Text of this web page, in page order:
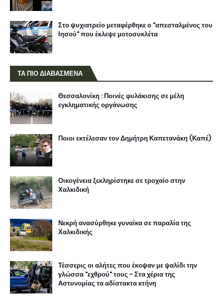
Στο ψυχιατρείο μεταφέρθηκε ο "απεσταλμένος του
Ιησού" που έκλεψε μοτοσυκλέτα
ΤΑ ΠΙΟ ΔΙΑΒΑΣΜΕΝΑ
Θεσσαλονίκη : Ποινές φυλάκισης σε μέλη
εγκληματικής οργάνωσης
Ποιοι εκτέλεσαν τον Δημήτρη Καπετανάκη (Καπέ)
Οικογένεια ξεκληρίστηκε σε τροχαίο στην
Χαλκιδική
Νεκρή ανασύρθηκε γυναίκα σε παραλία της
Χαλκιδικής
Τέσσερις οι αλήτες που έκοψαν με ψαλίδι την
γλώσσα "εχθρού" τους - Στα χέρια της
Αστυνομίας τα αδίστακτα κτήνη